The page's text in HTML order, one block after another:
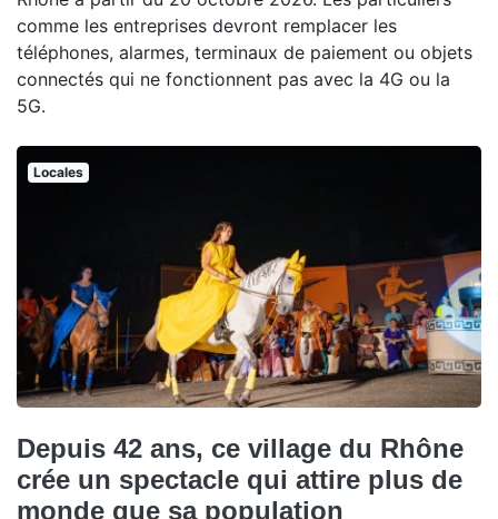
comme les entreprises devront remplacer les
téléphones, alarmes, terminaux de paiement ou objets
connectés qui ne fonctionnent pas avec la 4G ou la
5G.
Locales
Depuis 42 ans, ce village du Rhône
crée un spectacle qui attire plus de
monde que sa population